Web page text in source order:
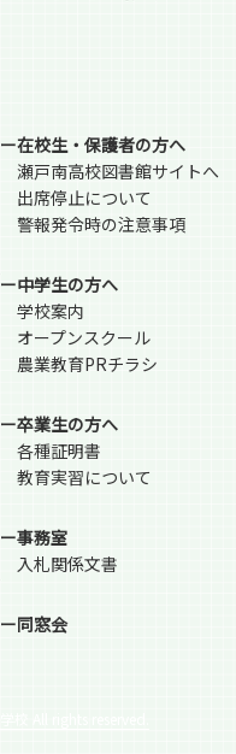
ー在校生・保護者の方へ
瀬戸南高校図書館サイトへ
出席停止について
警報発令時の注意事項
ー中学生の方へ
学校案内
オープンスクール
農業教育PRチラシ
ー卒業生の方へ
各種証明書
教育実習について
ー事務室
入札関係文書
ー同窓会